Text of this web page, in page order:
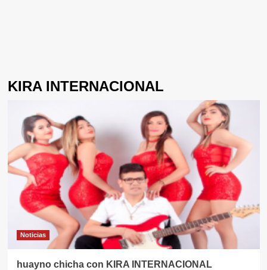
KIRA INTERNACIONAL
Noticias
huayno chicha con KIRA INTERNACIONAL